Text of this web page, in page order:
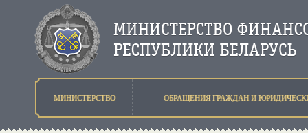
МИНИСТЕРСТВО ОБРАЩЕНИЯ ГРАЖДАН И